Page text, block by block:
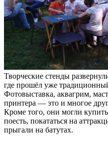
Творческие стенды
где прошёл уже
Фотовыставка, аквагрим,
принтера — это и многое
Кроме того, они могли
поесть, покататься на
прыгали на батутах.